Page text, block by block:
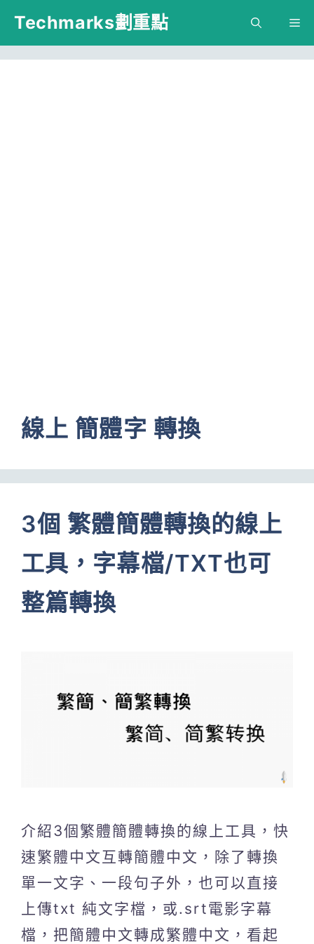
跳
主
Techmarks劃重點
線上 簡體字 轉換
3個 繁體簡體轉換的線上
工具，字幕檔/TXT也可
整篇轉換
介紹3個繁體簡體轉換的線上工具，快
速繁體中文互轉簡體中文，除了轉換
單一文字、一段句子外，也可以直接
上傳txt 純文字檔，或.srt電影字幕
檔，把簡體中文轉成繁體中文，看起